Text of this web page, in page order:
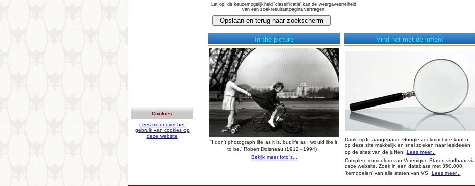
Cookies
Lees meer over het
gebruik van cookies op
deze website
Let op: de keuzemogelijkheid 'classificatie' kan de weergavesnelheid
van een zoekresultaatpagina vertragen.
In the picture
'I don't photograph life as it is, but life as I would like it
to be.' Robert Doisneau (1912 - 1994)
Bekijk meer foto's...
Vind het met de juffen!
Dank zij de aangepaste Google zoekmachine kunt u
op deze site makkelijk en snel zoeken naar lesideeën
op de sites van de juffen! Lees meer...
Complete curriculum van Verenigde Staten vindbaar via
deze website. Zoek in een database met 350.000
'kerndoelen' van alle staten van VS.
Lees meer...